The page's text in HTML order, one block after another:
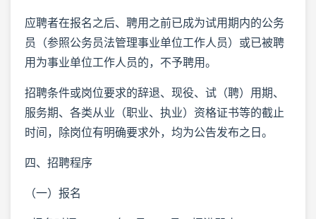
应聘者在报名之后、聘用之前已成为试用期内的公务
员（参照公务员法管理事业单位工作人员）或已被聘
用为事业单位工作人员的，不予聘用。
招聘条件或岗位要求的辞退、现役、试（聘）用期、
服务期、各类从业（职业、执业）资格证书等的截止
时间，除岗位有明确要求外，均为公告发布之日。
四、招聘程序
（一）报名